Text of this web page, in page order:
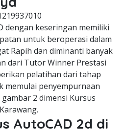
dengan keseringan memiliki
untuk beroperasi dalam
Rapih dan diminanti banyak
dari Tutor Winner Prestasi
pelatihan dari tahap
memulai penyempurnaan
2 dimensi Kursus
AutoCAD 2d di